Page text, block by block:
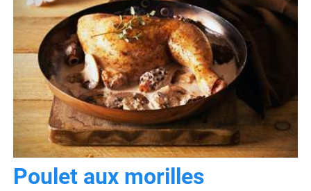
Poulet aux morilles